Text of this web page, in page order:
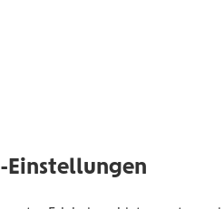
Tel.: +435035052692
+436646013952692
Einstellungen